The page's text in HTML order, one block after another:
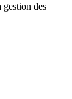
gestion des